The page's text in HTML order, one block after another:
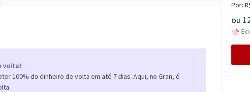
volta!
100% do dinheiro de volta em até 7 dias. Aqui, no Gran, é
Por:
ou